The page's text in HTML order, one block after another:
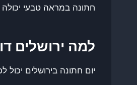
חתונה במראה טבעי יכולה
למה ירושלים
יום חתונה בירושלים